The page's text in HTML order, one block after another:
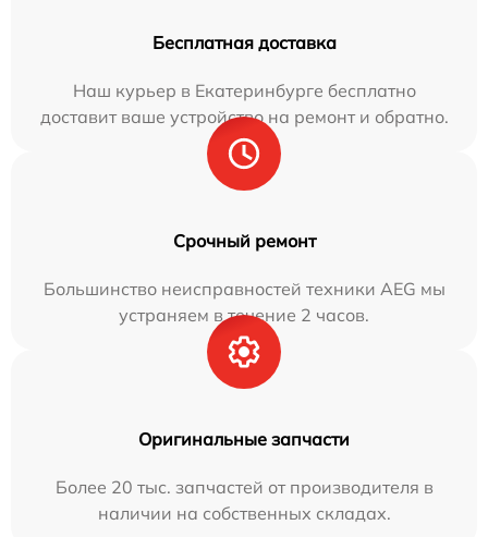
Бесплатная доставка
Наш курьер в Екатеринбурге бесплатно
доставит ваше устройство на ремонт и обратно.
Срочный ремонт
Большинство неисправностей техники AEG мы
устраняем в течение 2 часов.
Оригинальные запчасти
Более 20 тыс. запчастей от производителя в
наличии на собственных складах.